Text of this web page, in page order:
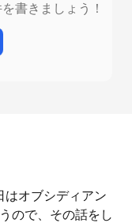
書きましょう！
はオブシディアン
ので、その話をし